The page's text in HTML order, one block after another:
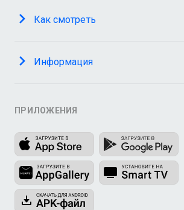
Как смотреть
Информация
ПРИЛОЖЕНИЯ